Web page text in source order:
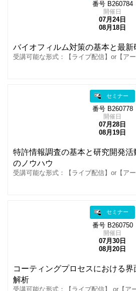
番号 B260784
開催日
07月24日
08月18日
バイオフィルム対策の基本と最新
受講可能な形式：【ライブ配信】or【ア
セミナー
番号 B260778
開催日
07月28日
08月19日
特許情報調査の基本と研究開発
のノウハウ
受講可能な形式：【ライブ配信】or【ア
セミナー
番号 B260750
開催日
07月30日
08月20日
コーティングプロセスにおける
解析
受講可能な形式：【ライブ配信】 or【ア